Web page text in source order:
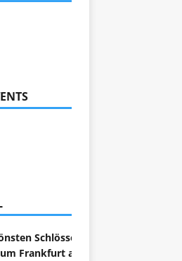
Schlösser
Frankfurt am